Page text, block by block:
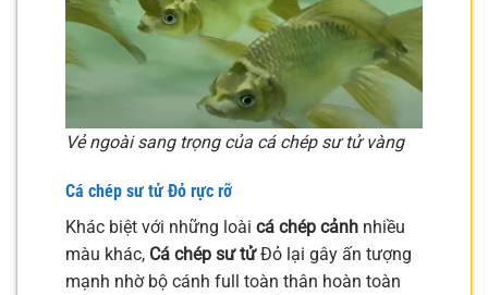
Vẻ ngoài sang trọng của cá chép sư tử vàng
Cá chép sư tử Đỏ rực rỡ
Khác biệt với những loài cá chép cảnh nhiều
màu khác, Cá chép sư tửĐỏ lại gây ấn tượng
mạnh nhờ bộ cánh full toàn thân hoàn toàn